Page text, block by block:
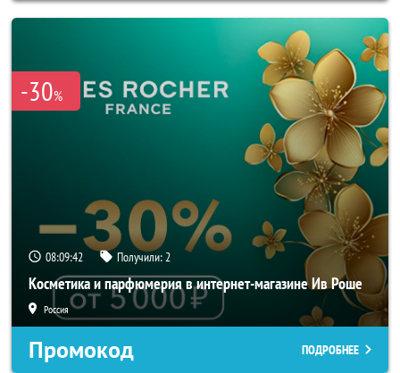
-30%
08:09:41 Получили:2
Косметика и парфюмерия в интернет-магазине Ив Роше
Россия
Промокод ПОДРОБНЕЕ